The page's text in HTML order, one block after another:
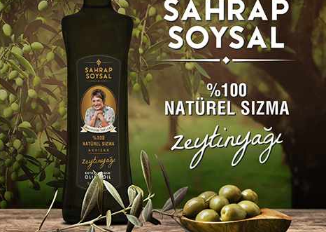
TARİFE PUAN VER TARİFİ PAYLAŞ TARİFİ